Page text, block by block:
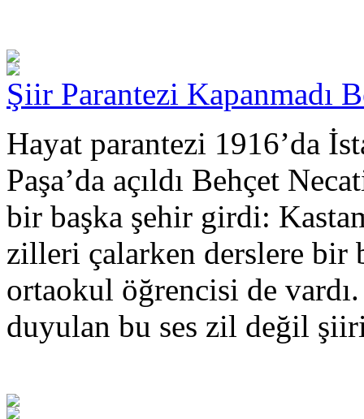
Şiir Parantezi Kapanmadı
Hayat parantezi 1916’da
Paşa’da açıldı Behçet
bir başka şehir girdi:
zilleri çalarken derslere bir
ortaokul öğrencisi de
duyulan bu ses zil değil